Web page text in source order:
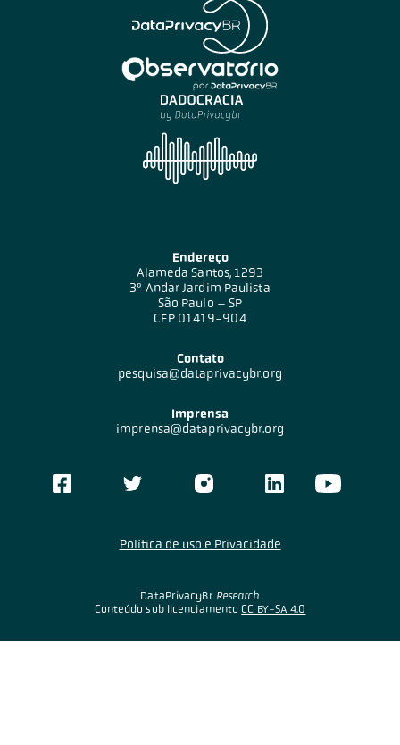
Endereço
Alameda Santos, 1293
3º Andar Jardim Paulista
São Paulo – SP
CEP 01419-904
Contato
pesquisa@dataprivacybr.org
Imprensa
imprensa@dataprivacybr.org
DataPrivacyBr Research
Conteúdo sob licenciamento CC BY-SA 4.0
Política de uso e Privacidade